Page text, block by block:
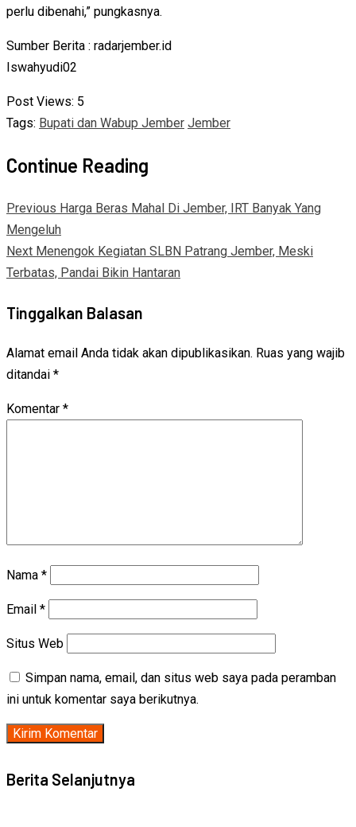
perlu dibenahi,” pungkasnya.
Sumber Berita : radarjember.id
Iswahyudi02
Post Views: 5
Tags: Bupati dan Wabup Jember Jember
Continue Reading
Previous Harga Beras Mahal Di Jember, IRT Banyak Yang
Mengeluh
Next Menengok Kegiatan SLBN Patrang Jember, Meski
Terbatas, Pandai Bikin Hantaran
Tinggalkan Balasan
Alamat email Anda tidak akan dipublikasikan. Ruas yang wajib
ditandai *
Komentar *
Nama *
Email *
Situs Web
Simpan nama, email, dan situs web saya pada peramban
ini untuk komentar saya berikutnya.
Berita Selanjutnya